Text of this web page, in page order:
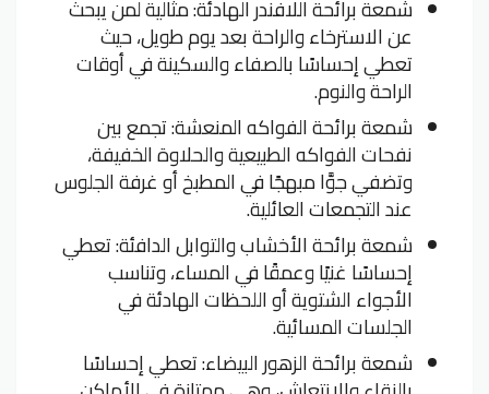
شمعة برائحة اللافندر الهادئة: مثالية لمن يبحث
عن الاسترخاء والراحة بعد يوم طويل، حيث
تعطي إحساسًا بالصفاء والسكينة في أوقات
الراحة والنوم.
شمعة برائحة الفواكه المنعشة: تجمع بين
نفحات الفواكه الطبيعية والحلاوة الخفيفة،
وتضفي جوَّا مبهجًا في المطبخ أو غرفة الجلوس
عند التجمعات العائلية.
شمعة برائحة الأخشاب والتوابل الدافئة: تعطي
إحساسًا غنيًا وعمقًا في المساء، وتناسب
الأجواء الشتوية أو اللحظات الهادئة في
الجلسات المسائية.
شمعة برائحة الزهور البيضاء: تعطي إحساسًا